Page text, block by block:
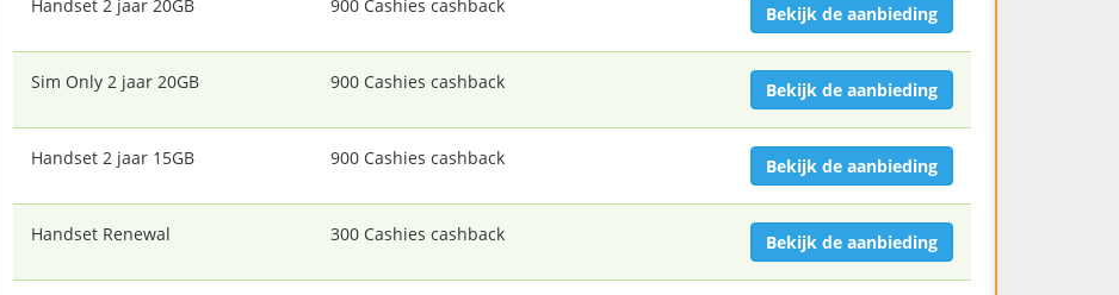
Handset 2 jaar 20GB 900 Cashies cashback Bekijk de aanbieding
Sim Only 2 jaar 20GB 900 Cashies cashback Bekijk de aanbieding
Handset 2 jaar 15GB 900 Cashies cashback Bekijk de aanbieding
Handset Renewal 300 Cashies cashback Bekijk de aanbieding